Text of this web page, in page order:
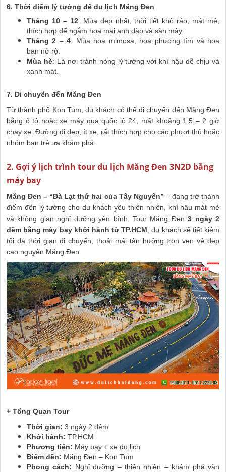
6. Thời điểm lý tưởng để du lịch Măng Đen
Tháng 10 – 12: Mùa đẹp nhất, thời tiết khô ráo, mát mẻ,
thích hợp để ngắm hoa mai anh đào và săn mây.
Tháng 2 – 4: Mùa hoa mimosa, hoa phượng tím và hoa
ban nở rộ.
Mùa hè: Là nơi tránh nóng lý tưởng với khí hậu dễ chịu và
xanh mát.
7. Di chuyển đến Măng Đen
Từ thành phố Kon Tum, du khách có thể di chuyển đến Măng Đen
bằng ô tô hoặc xe máy qua quốc lộ 24, mất khoảng 1,5 – 2 giờ
chạy xe. Đường đi đẹp, ít xe, rất thích hợp cho các phượt thủ hoặc
nhóm bạn trẻ ưa khám phá.
2. Gợi ý lịch trình tour du lịch Măng Đen 3N2D bằng
máy bay
Măng Đen – “Đà Lạt thứ hai của Tây Nguyên” – đang trở thành
điểm đến lý tưởng cho du khách yêu thiên nhiên, khí hậu mát mẻ
và không gian nghỉ dưỡng yên bình. Tour Măng Đen3 ngày 2
đêm bằng máy bay khởi hành từ TP.HCM , du khách sẽ tiết kiệm
tối đa thời gian di chuyển, thoải mái tận hưởng trọn vẹn vẻ đẹp
cao nguyên Măng Đen.
+ Tổng Quan Tour
Thời gian: 3 ngày 2 đêm
Khởi hành: TP.HCM
Phương tiện: Máy bay + xe du lịch
Điểm đến: Măng Đen – Kon Tum
Phong cách: Nghỉ dưỡng – thiên nhiên – khám phá văn